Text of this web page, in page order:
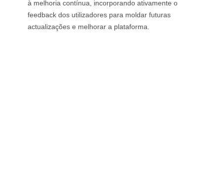
à melhoria contínua, incorporando ativamente o
feedback dos utilizadores para moldar futuras
actualizações e melhorar a plataforma.